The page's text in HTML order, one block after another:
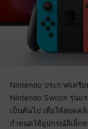
Nintendo ประกาศเตรี
Nintendo Switch รุ่นแ
เป็นต้นไป เพื่อให้สอดค
กำหนดให้อุปกรณ์อิเล็ก